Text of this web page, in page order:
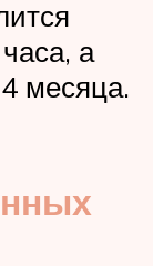
а
месяца.